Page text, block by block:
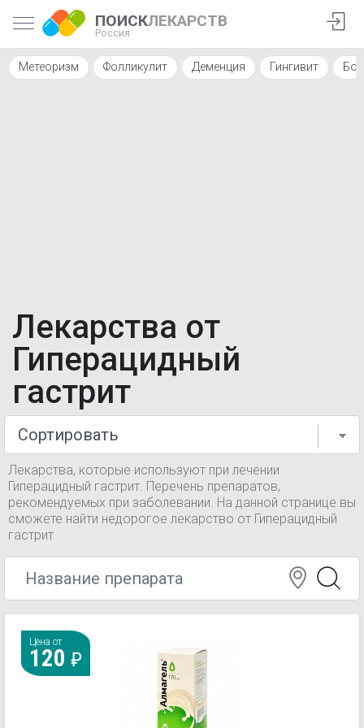
ПОИСКЛЕКАРСТВ
Россия
Метеоризм Фолликулит Деменция Гингивит
Лекарства от
Гиперацидный
гастрит
Лекарства, которые используют при лечении
Гиперацидный гастрит. Перечень препаратов,
рекомендуемых при заболевании. На данной странице вы
сможете найти недорогое лекарство от Гиперацидный
гастрит
Цена от
120